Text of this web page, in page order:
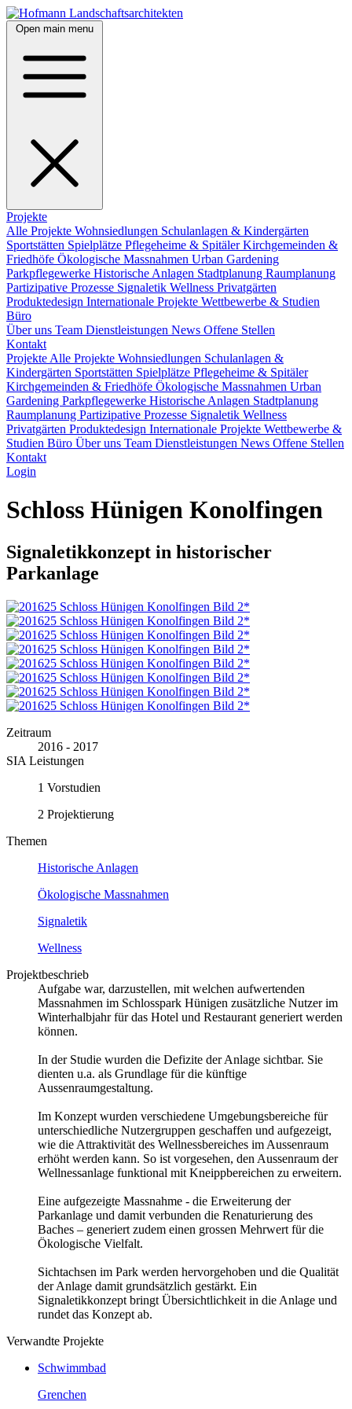
Open main menu
Projekte
Alle Projekte Wohnsiedlungen Schulanlagen & Kindergärten
Sportstätten Spielplätze Pflegeheime & SpitälerKirchgemeinden &
Friedhöfe Ökologische Massnahmen Urban Gardening
Parkpflegewerke Historische Anlagen Stadtplanung Raumplanung
Partizipative Prozesse Signaletik Wellness Privatgärten
Produktedesign Internationale Projekte Wettbewerbe & Studien
Büro
Über uns Team Dienstleistungen News Offene Stellen
Kontakt
Projekte Alle Projekte Wohnsiedlungen Schulanlagen &
Kindergärten Sportstätten Spielplätze Pflegeheime & Spitäler
Kirchgemeinden & Friedhöfe Ökologische Massnahmen Urban
Gardening Parkpflegewerke Historische Anlagen Stadtplanung
Raumplanung Partizipative Prozesse Signaletik Wellness
Privatgärten Produktedesign Internationale Projekte Wettbewerbe &
Studien Büro Über uns Team Dienstleistungen News Offene Stellen
Kontakt
Login
Schloss Hünigen Konolfingen
Signaletikkonzept in historischer
Parkanlage
Zeitraum
2016 - 2017
SIA Leistungen
1 Vorstudien
2 Projektierung
Themen
Historische Anlagen
Ökologische Massnahmen
Signaletik
Wellness
Projektbeschrieb
Aufgabe war, darzustellen, mit welchen aufwertenden
Massnahmen im Schlosspark Hünigen zusätzliche Nutzer im
Winterhalbjahr für das Hotel und Restaurant generiert werden
können.
In der Studie wurden die Defizite der Anlage sichtbar. Sie
dienten u.a. als Grundlage für die künftige
Aussenraumgestaltung.
Im Konzept wurden verschiedene Umgebungsbereiche für
unterschiedliche Nutzergruppen geschaffen und aufgezeigt,
wie die Attraktivität des Wellnessbereiches im Aussenraum
erhöht werden kann. So ist vorgesehen, den Aussenraum der
Wellnessanlage funktional mit Kneippbereichen zu erweitern.
Eine aufgezeigte Massnahme - die Erweiterung der
Parkanlage und damit verbunden die Renaturierung des
Baches – generiert zudem einen grossen Mehrwert für die
Ökologische Vielfalt.
Sichtachsen im Park werden hervorgehoben und die Qualität
der Anlage damit grundsätzlich gestärkt. Ein
Signaletikkonzept bringt Übersichtlichkeit in die Anlage und
rundet das Konzept ab.
Verwandte Projekte
Schwimmbad
Grenchen